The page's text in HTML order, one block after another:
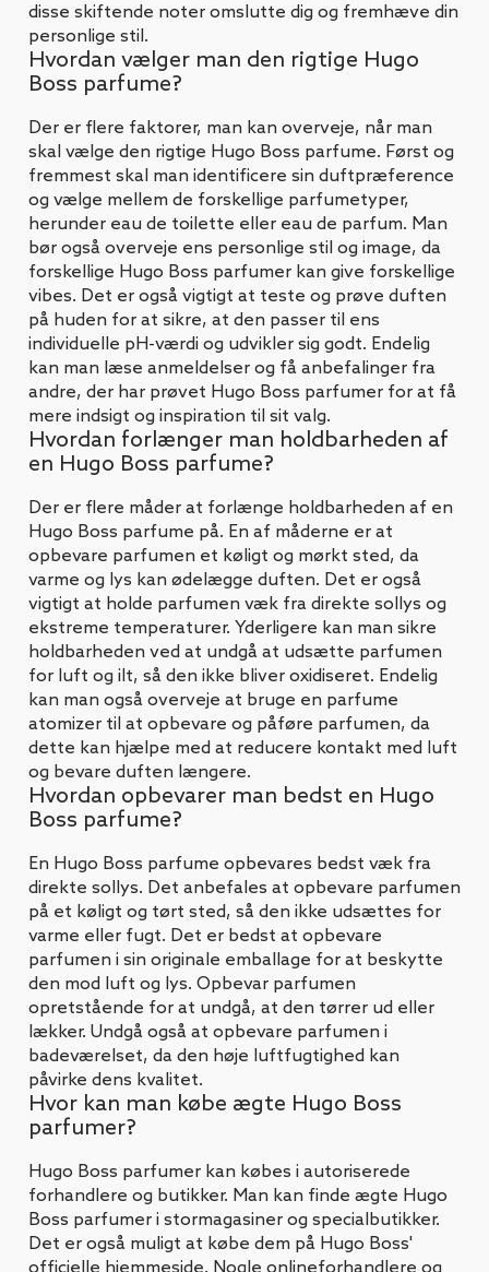
disse skiftende noter omslutte dig og fremhæve din
personlige stil.
Hvordan vælger man den rigtige Hugo
Boss parfume?
Der er flere faktorer, man kan overveje, når man
skal vælge den rigtige Hugo Boss parfume. Først og
fremmest skal man identificere sin duftpræference
og vælge mellem de forskellige parfumetyper,
herunder eau de toilette eller eau de parfum. Man
bør også overveje ens personlige stil og image, da
forskellige Hugo Boss parfumer kan give forskellige
vibes. Det er også vigtigt at teste og prøve duften
på huden for at sikre, at den passer til ens
individuelle pH-værdi og udvikler sig godt. Endelig
kan man læse anmeldelser og få anbefalinger fra
andre, der har prøvet Hugo Boss parfumer for at få
mere indsigt og inspiration til sit valg.
Hvordan forlænger man holdbarheden af
en Hugo Boss parfume?
Der er flere måder at forlænge holdbarheden af en
Hugo Boss parfume på. En af måderne er at
opbevare parfumen et køligt og mørkt sted, da
varme og lys kan ødelægge duften. Det er også
vigtigt at holde parfumen væk fra direkte sollys og
ekstreme temperaturer. Yderligere kan man sikre
holdbarheden ved at undgå at udsætte parfumen
for luft og ilt, så den ikke bliver oxidiseret. Endelig
kan man også overveje at bruge en parfume
atomizer til at opbevare og påføre parfumen, da
dette kan hjælpe med at reducere kontakt med luft
og bevare duften længere.
Hvordan opbevarer man bedst en Hugo
Boss parfume?
En Hugo Boss parfume opbevares bedst væk fra
direkte sollys. Det anbefales at opbevare parfumen
på et køligt og tørt sted, så den ikke udsættes for
varme eller fugt. Det er bedst at opbevare
parfumen i sin originale emballage for at beskytte
den mod luft og lys. Opbevar parfumen
opretstående for at undgå, at den tørrer ud eller
lækker. Undgå også at opbevare parfumen i
badeværelset, da den høje luftfugtighed kan
påvirke dens kvalitet.
Hvor kan man købe ægte Hugo Boss
parfumer?
Hugo Boss parfumer kan købes i autoriserede
forhandlere og butikker. Man kan finde ægte Hugo
Boss parfumer i stormagasiner og specialbutikker.
Det er også muligt at købe dem på Hugo Boss'